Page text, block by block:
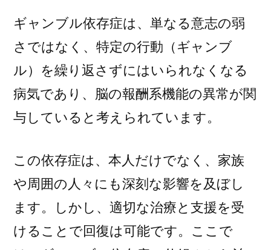
ギャンブル依存症は、単なる意志の弱
さではなく、特定の行動（ギャンブ
ル）を繰り返さずにはいられなくなる
病気であり、脳の報酬系機能の異常が関
与していると考えられています。
この依存症は、本人だけでなく、家族
や周囲の人々にも深刻な影響を及ぼし
ます。しかし、適切な治療と支援を受
けることで回復は可能です。ここで